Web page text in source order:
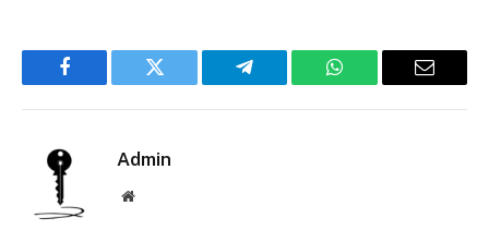
Facebook Twitter Telegram WhatsApp Email
Admin
Website